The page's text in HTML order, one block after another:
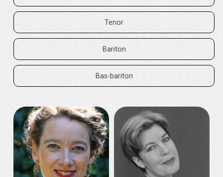
Tenor
Bariton
Bas-bariton